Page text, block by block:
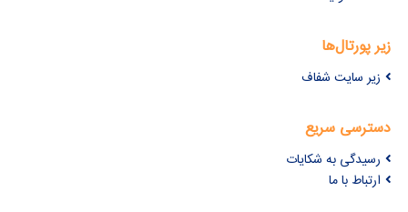
زیر پورتال‌ها
زیر سایت شفاف
دسترسی سریع
رسیدگی به شکایات
ارتباط با ما